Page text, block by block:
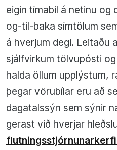
eigin tímabil á netinu og
og-til-baka símtölum
á hverjum degi. Leitaðu
sjálfvirkum tölvupósti
halda öllum upplýstum,
þegar vörubílar eru að
dagatalssýn sem sýnir
gerast við hverjar
flutningsstjórnunarkerfi